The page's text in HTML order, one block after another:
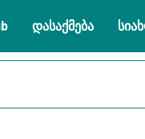
დასაქმება